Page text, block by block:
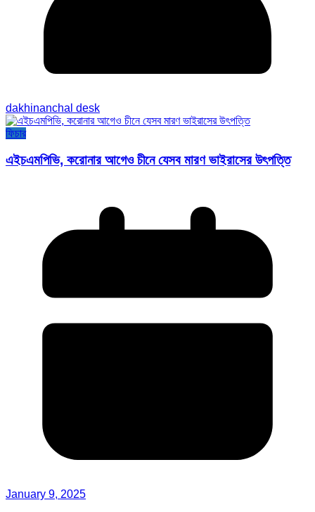
dakhinanchal desk
ফিচার
এইচএমপিভি, করোনার আগেও চীনে যেসব মারণ ভাইরাসের উৎপত্তি
January 9, 2025